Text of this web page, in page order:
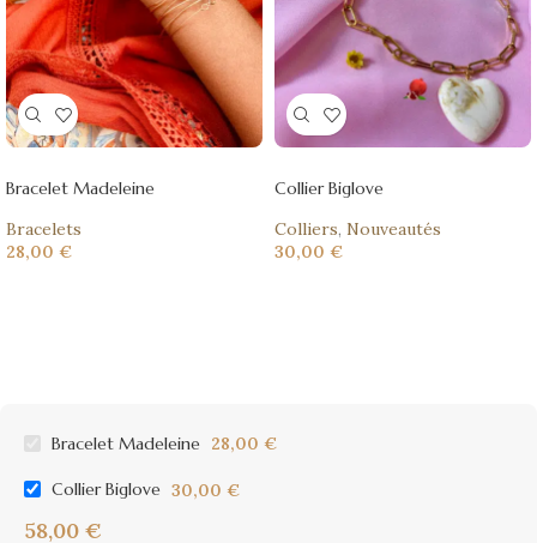
Bracelet Madeleine
Bracelets
28,00 €
Collier Biglove
Colliers, Nouveautés
30,00 €
Bracelet Madeleine 28,00 €
Collier Biglove 30,00 €
58,00 €